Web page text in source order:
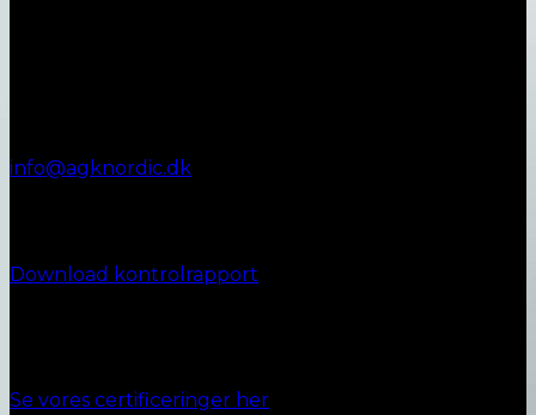
info@agknordic.dk
Download kontrolrapport
Se vores certificeringer her